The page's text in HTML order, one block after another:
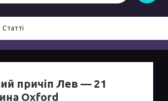
Статті
причіп Лев — 21
Oxford